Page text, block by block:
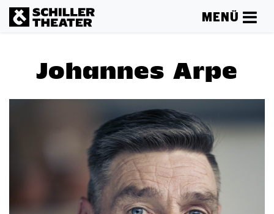
MENÜ
Johannes Arpe